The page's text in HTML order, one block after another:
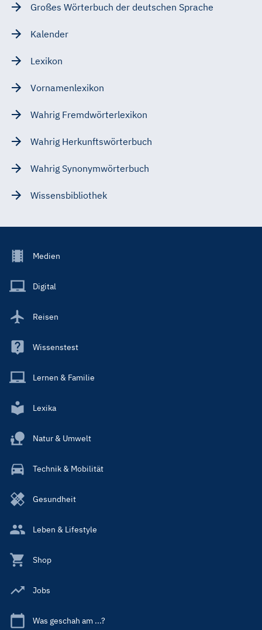
Großes Wörterbuch der deutschen Sprache
Kalender
Lexikon
Vornamenlexikon
Wahrig Fremdwörterlexikon
Wahrig Herkunftswörterbuch
Wahrig Synonymwörterbuch
Wissensbibliothek
Footer
Main
Medien
Digital
Reisen
Wissenstest
Lernen & Familie
Lexika
Natur & Umwelt
Technik & Mobilität
Gesundheit
Leben & Lifestyle
Shop
Jobs
Was geschah am ...?